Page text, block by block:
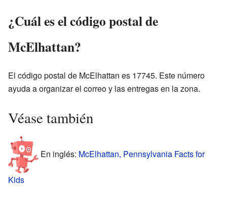
¿Cuál es el código postal de
McElhattan?
El código postal de McElhattan es 17745. Este número
ayuda a organizar el correo y las entregas en la zona.
Véase también
En inglés: McElhattan, Pennsylvania Facts for
Kids